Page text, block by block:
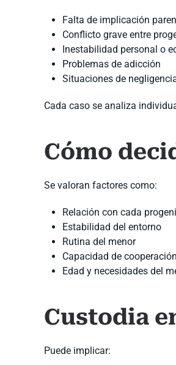
Falta de implicación
Conflicto grave entre
Inestabilidad personal o
Problemas de adicción
Situaciones de
Cada caso se analiza
Cómo
Se valoran factores como:
Relación con cada
Estabilidad del entorno
Rutina del menor
Capacidad de cooperación
Edad y necesidades del
Custodia
Puede implicar: